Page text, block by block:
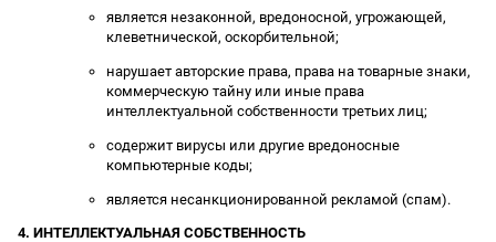
является незаконной, вредоносной, угрожающей,
клеветнической, оскорбительной;
нарушает авторские права, права на товарные знаки,
коммерческую тайну или иные права
интеллектуальной собственности третьих лиц;
содержит вирусы или другие вредоносные
компьютерные коды;
является несанкционированной рекламой (спам).
4. ИНТЕЛЛЕКТУАЛЬНАЯ СОБСТВЕННОСТЬ